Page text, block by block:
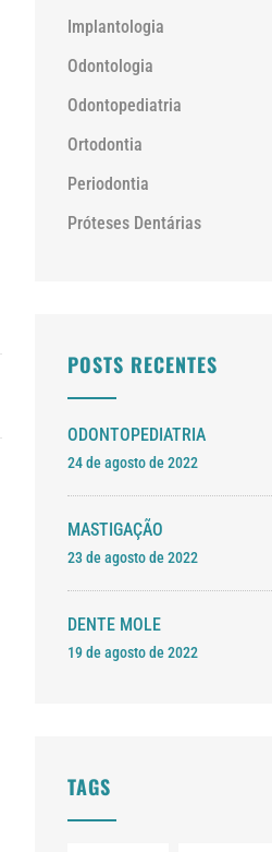
Implantologia
Odontologia
Odontopediatria
Ortodontia
Periodontia
Próteses Dentárias
POSTS RECENTES
ODONTOPEDIATRIA
24 de agosto de 2022
MASTIGAÇÃO
23 de agosto de 2022
DENTE MOLE
19 de agosto de 2022
TAGS